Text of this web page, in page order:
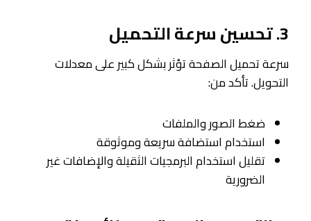
3. تحسين سرعة التحميل
سرعة تحميل الصفحة تؤثر بشكل كبير على معدلات
التحويل. تأكد من:
ضغط الصور والملفات
استخدام استضافة سريعة وموثوقة
تقليل استخدام البرمجيات الثقيلة والإضافات غير
الضرورية